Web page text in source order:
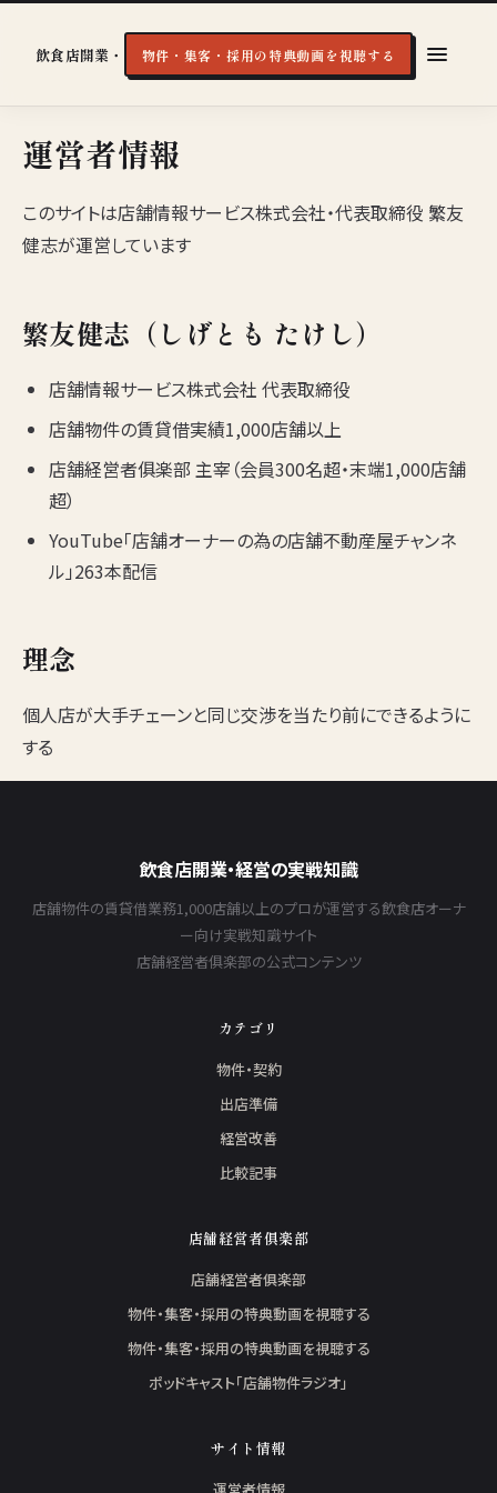
飲食店開業・経営の実戦知識物件・集客・採用の特典動画を視聴する
運営者情報
このサイトは店舗情報サービス株式会社・代表取締役 繁友
健志が運営しています
繁友健志（しげとも たけし）
店舗情報サービス株式会社 代表取締役
店舗物件の賃貸借実績1,000店舗以上
店舗経営者俱楽部 主宰（会員300名超・末端1,000店舗
超）
YouTube「店舗オーナーの為の店舗不動産屋チャンネ
ル」263本配信
理念
個人店が大手チェーンと同じ交渉を当たり前にできるように
する
飲食店開業・経営の実戦知識
店舗物件の賃貸借業務1,000店舗以上のプロが運営する飲食店オーナ
ー向け実戦知識サイト
店舗経営者俱楽部の公式コンテンツ
カテゴリ
物件・契約
出店準備
経営改善
比較記事
店舗経営者俱楽部
店舗経営者俱楽部
物件・集客・採用の特典動画を視聴する
物件・集客・採用の特典動画を視聴する
ポッドキャスト「店舗物件ラジオ」
サイト情報